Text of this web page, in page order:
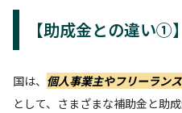
【助成金との違い①
国は、 個人事業主やフリーラン
として、さまざまな補助金と助